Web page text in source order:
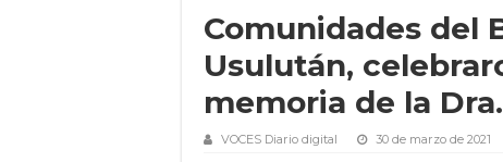
Comunidades del
Usulután,
memoria de la
VOCES Diario digital 30 de marzo de 2021